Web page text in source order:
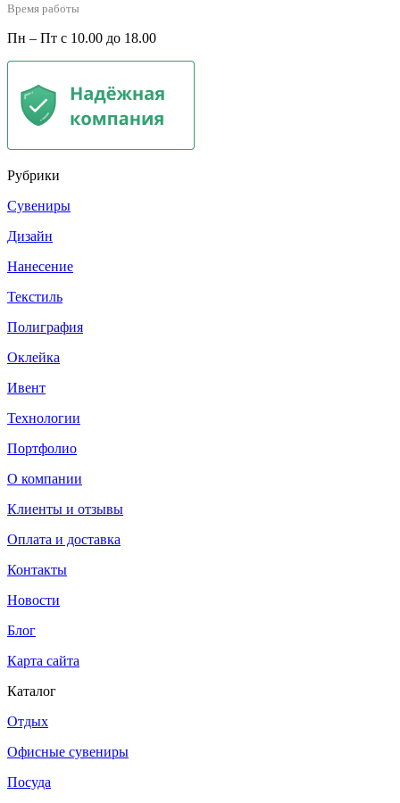
Время работы
Пн – Пт с 10.00 до 18.00
Рубрики
Сувениры
Дизайн
Нанесение
Текстиль
Полиграфия
Оклейка
Ивент
Технологии
Портфолио
О компании
Клиенты и отзывы
Оплата и доставка
Контакты
Новости
Блог
Карта сайта
Каталог
Отдых
Офисные сувениры
Посуда